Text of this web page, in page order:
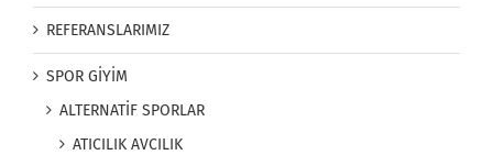
REFERANSLARIMIZ
SPOR GİYİM
ALTERNATİF SPORLAR
ATICILIK AVCILIK